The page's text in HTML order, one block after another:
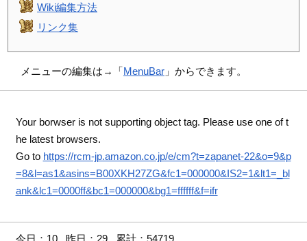
Wiki編集方法
リンク集
メニューの編集は→「MenuBar 」からできます。
Your borwser is not supporting object tag. Please use one of t
he latest browsers.
Go to https://rcm-jp.amazon.co.jp/e/cm?t=zapanet-22&o=9&p
=8&l=as1&asins=B00XKH27ZG&fc1=000000&IS2=1&lt1=_bl
ank&lc1=0000ff&bc1=000000&bg1=ffffff&f=ifr
今日：10 昨日：29 累計：54719